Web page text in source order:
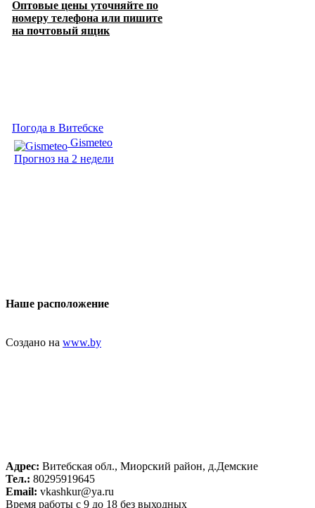
Оптовые цены уточняйте по
номеру телефона или пишите
на почтовый ящик
Погода в Витебске
Gismeteo
Прогноз на 2 недели
Наше расположение
Создано на www.by
Адрес: Витебская обл., Миорский район, д.Демские
Тел.: 80295919645
Email: vkashkur@ya.ru
Время работы с 9 до 18 без выходных